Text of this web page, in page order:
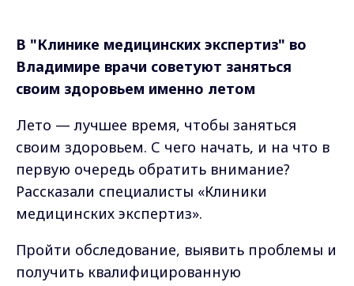
В "Клинике медицинских экспертиз" во
Владимире врачи советуют заняться
своим здоровьем именно летом
Лето — лучшее время, чтобы заняться
своим здоровьем. С чего начать, и на что в
первую очередь обратить внимание?
Рассказали специалисты «Клиники
медицинских экспертиз».
Пройти обследование, выявить проблемы и
получить квалифицированную